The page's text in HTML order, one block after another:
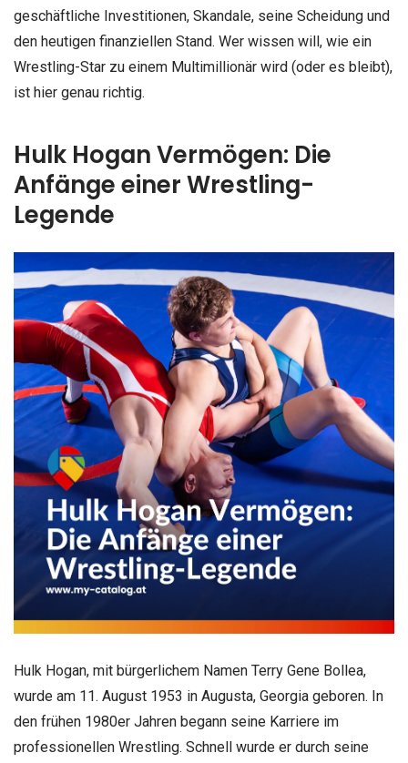
geschäftliche Investitionen, Skandale, seine Scheidung und
den heutigen finanziellen Stand. Wer wissen will, wie ein
Wrestling-Star zu einem Multimillionär wird (oder es bleibt),
ist hier genau richtig.
Hulk Hogan Vermögen: Die
Anfänge einer Wrestling-
Legende
Hulk Hogan, mit bürgerlichem Namen Terry Gene Bollea,
wurde am 11. August 1953 in Augusta, Georgia geboren. In
den frühen 1980er Jahren begann seine Karriere im
professionellen Wrestling. Schnell wurde er durch seine